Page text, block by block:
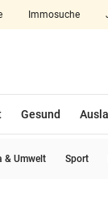
Immosuche
Gesund
& Umwelt Sport